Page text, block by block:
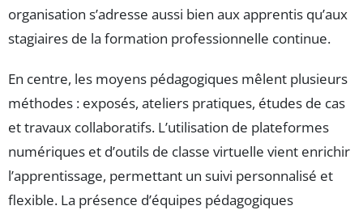
organisation s’adresse aussi bien aux apprentis qu’aux
stagiaires de la formation professionnelle continue.
En centre, les moyens pédagogiques mêlent plusieurs
méthodes : exposés, ateliers pratiques, études de cas
et travaux collaboratifs. L’utilisation de plateformes
numériques et d’outils de classe virtuelle vient enrichir
l’apprentissage, permettant un suivi personnalisé et
flexible. La présence d’équipes pédagogiques